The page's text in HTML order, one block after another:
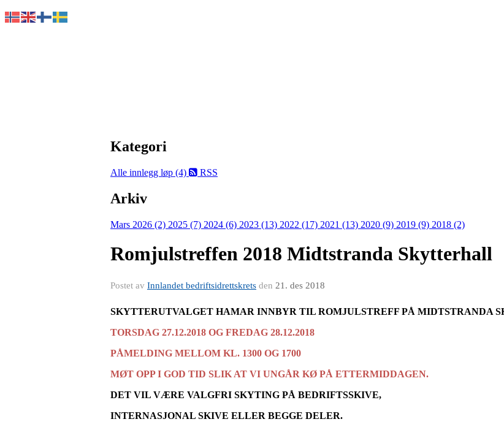
Kategori
Alle innlegg løp (4) RSS
Arkiv
Mars 2026 (2) 2025 (7) 2024 (6) 2023 (13) 2022 (17) 2021 (13) 2020 (9) 2019 (9) 2018 (2)
Romjulstreffen 2018 Midtstranda Skytterhall
Postet av Innlandet bedriftsidrettskrets den 21. des 2018
SKYTTERUTVALGET HAMAR INNBYR TIL ROMJULSTREFF PÅ MIDTSTRANDA
TORSDAG 27.12.2018 OG FREDAG 28.12.2018
PÅMELDING MELLOM KL. 1300 OG 1700
MØT OPP I GOD TID SLIK AT VI UNGÅR KØ PÅ ETTERMIDDAGEN.
DET VIL VÆRE VALGFRI SKYTING PÅ BEDRIFTSSKIVE,
INTERNASJONAL SKIVE ELLER BEGGE DELER.